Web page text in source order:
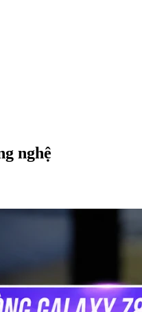
nghệ